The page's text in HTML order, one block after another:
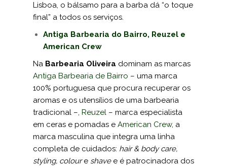
Lisboa, o bálsamo para a barba dá “o toque
final” a todos os serviços.
Antiga Barbearia do Bairro, Reuzel e
American Crew
Na Barbearia Oliveira dominam as marcas
Antiga Barbearia de Bairro – uma marca
100% portuguesa que procura recuperar os
aromas e os utensílios de uma barbearia
tradicional –, Reuzel – marca especialista
em ceras e pomadas e American Crew, a
marca masculina que integra uma linha
completa de cuidados: hair & body care,
styling, coloure shavee é patrocinadora dos